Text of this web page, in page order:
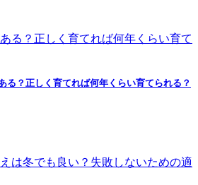
る？正しく育てれば何年くらい育てられる？